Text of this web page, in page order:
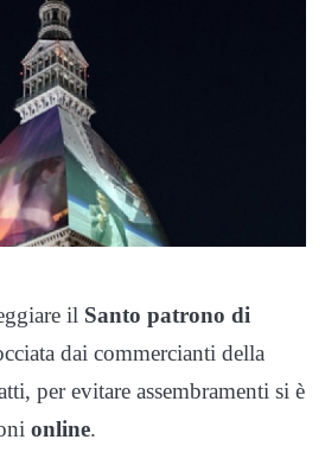
il Santo patrono di
dai commercianti della
per evitare assembramenti si è
online.